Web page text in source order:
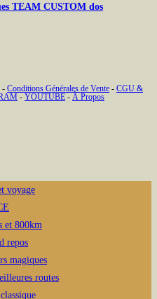
TEAM CUSTOM dos
- Conditions Générales de Vente - CGU &
- YOUTUBE - À Propos
voyage
et 800km
repos
magiques
routes